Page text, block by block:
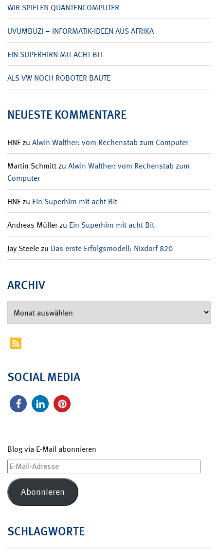
WIR SPIELEN QUANTENCOMPUTER
UVUMBUZI – INFORMATIK-IDEEN AUS AFRIKA
EIN SUPERHIRN MIT ACHT BIT
ALS VW NOCH ROBOTER BAUTE
NEUESTE KOMMENTARE
HNFzu Alwin Walther: vom Rechenstab zum Computer
Martin Schmittzu Alwin Walther: vom Rechenstab zum
Computer
HNFzu Ein Superhirn mit acht Bit
Andreas Müllerzu Ein Superhirn mit acht Bit
Jay Steelezu Das erste Erfolgsmodell: Nixdorf 820
ARCHIV
SOCIAL MEDIA
Blog via E-Mail abonnieren
E-
Mail-
Adresse
Abonnieren
SCHLAGWORTE